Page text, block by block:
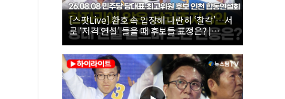
[스팟Live] 환호 속 입장해 나란히 ‘찰칵’…서
로 ‘저격 연설’ 들을 때 후보들 표정은? |
26.08.08 더불어민주당 당대표·최고위원 후
보 인천 합동연설회